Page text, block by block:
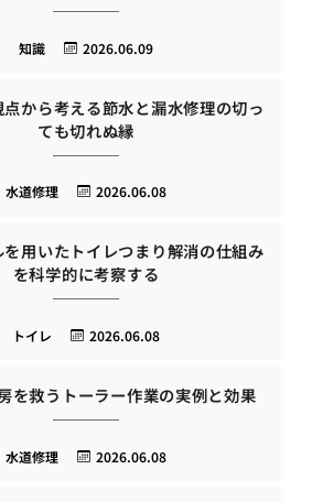
2026.06.09
知識
から考える節水と漏水修理の切っ
ても切れぬ縁
2026.06.08
水道修理
用いたトイレつまり解消の仕組み
を科学的に考察する
2026.06.08
トイレ
を救うトーラー作業の実例と効果
2026.06.08
水道修理